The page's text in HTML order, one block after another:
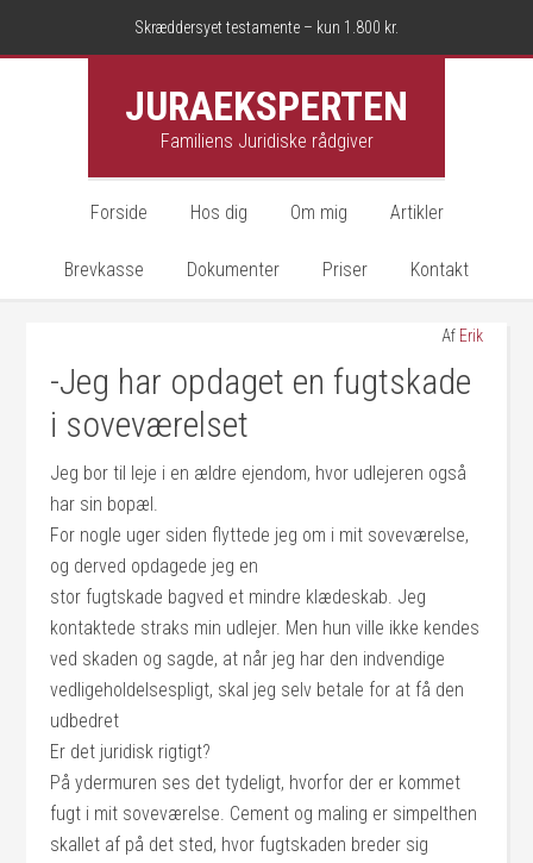
Skræddersyet testamente – kun 1.800 kr.
JURAEKSPERTEN
Familiens Juridiske rådgiver
Forside Hos dig Om mig Artikler
Brevkasse Dokumenter Priser Kontakt
Af Erik
-Jeg har opdaget en fugtskade
i soveværelset
Jeg bor til leje i en ældre ejendom, hvor udlejeren også
har sin bopæl.
For nogle uger siden flyttede jeg om i mit soveværelse,
og derved opdagede jeg en
stor fugtskade bagved et mindre klædeskab. Jeg
kontaktede straks min udlejer. Men hun ville ikke kendes
ved skaden og sagde, at når jeg har den indvendige
vedligeholdelsespligt, skal jeg selv betale for at få den
udbedret
Er det juridisk rigtigt?
På ydermuren ses det tydeligt, hvorfor der er kommet
fugt i mit soveværelse. Cement og maling er simpelthen
skallet af på det sted, hvor fugtskaden breder sig